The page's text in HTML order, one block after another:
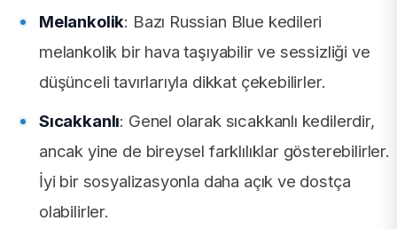
Melankolik: Bazı Russian Blue kedileri
melankolik bir hava taşıyabilir ve sessizliği ve
düşünceli tavırlarıyla dikkat çekebilirler.
Sıcakkanlı: Genel olarak sıcakkanlı kedilerdir,
ancak yine de bireysel farklılıklar gösterebilirler.
İyi bir sosyalizasyonla daha açık ve dostça
olabilirler.